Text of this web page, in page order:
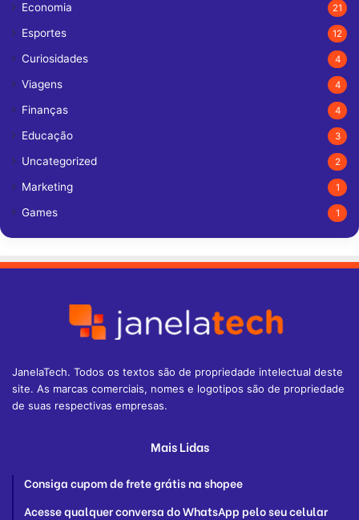
Economia 21
Esportes 12
Curiosidades 4
Viagens 4
Finanças 4
Educação 3
Uncategorized 2
Marketing 1
Games 1
JanelaTech. Todos os textos são de propriedade intelectual deste
site. As marcas comerciais, nomes e logotipos são de propriedade
de suas respectivas empresas.
Mais Lidas
Consiga cupom de frete grátis na shopee
Acesse qualquer conversa do WhatsApp pelo seu celular